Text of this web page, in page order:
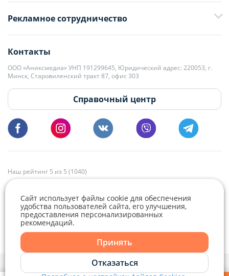
+375 29 376-13-70
+375 33 376-13-70
editor@domovita.by
Мы принимаем звонки и отвечаем на письма в будние дни с 9:00 до
18:00.
Рекламное сотрудничество
+375 29 563-15-61 Кристина Филюта
kb@domovita.by
+375 29 179-11-28 Владислав Гладченко
vg@domovita.by
Пишите и звоните нам в будние дни с 8:00 до 20:00.
Контакты
ООО «Аниксмедиа» УНП 191299645, Юридический адрес: 220053, г.
Минск, Старовиленский тракт 87, офис 303
Справочный центр
Наш рейтинг 5 из 5 (1040)
Политика конфиденциальности,
Политика обработки файлов cookieиВыбор настроек Cookie
Сайт использует файлы cookie для обеспечения
удобства пользователей сайта, его улучшения,
предоставления персонализированных
рекомендаций.
Принять
Отказаться